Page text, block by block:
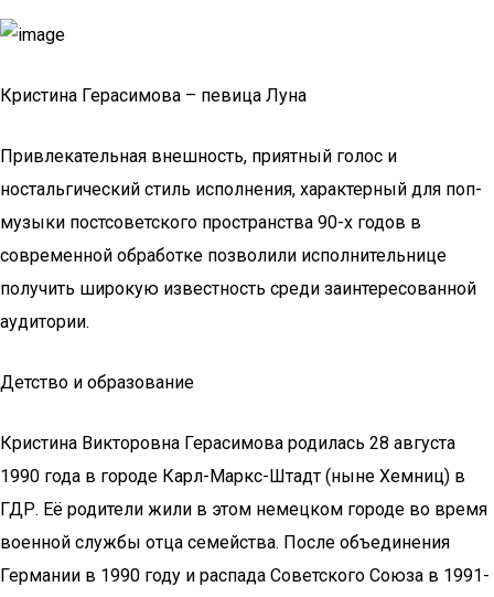
Кристина Герасимова – певица Луна
Привлекательная внешность, приятный голос и
ностальгический стиль исполнения, характерный для поп-
музыки постсоветского пространства 90-х годов в
современной обработке позволили исполнительнице
получить широкую известность среди заинтересованной
аудитории.
Детство и образование
Кристина Викторовна Герасимова родилась 28 августа
1990 года в городе Карл-Маркс-Штадт (ныне Хемниц) в
ГДР. Её родители жили в этом немецком городе во время
военной службы отца семейства. После объединения
Германии в 1990 году и распада Советского Союза в 1991-